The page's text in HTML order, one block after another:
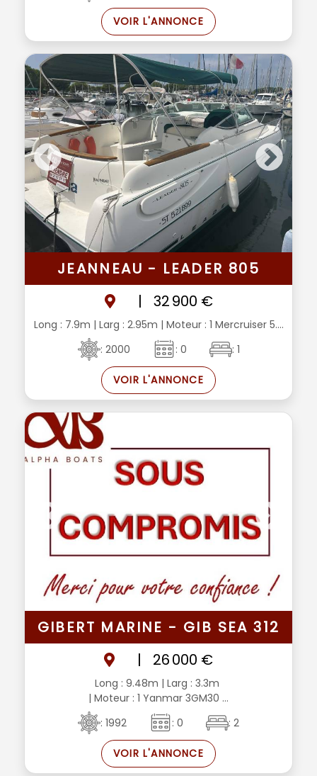
VOIR L'ANNONCE
JEANNEAU - LEADER 805
|
32 900 €
Long : 7.9m | Larg : 2.95m | Moteur : 1 Mercruiser 5....
: 2000
: 0 : 1
VOIR L'ANNONCE
GIBERT MARINE - GIB SEA 312
|
26 000 €
Long : 9.48m | Larg : 3.3m
| Moteur : 1 Yanmar 3GM30 ...
: 1992
: 0 : 2
VOIR L'ANNONCE